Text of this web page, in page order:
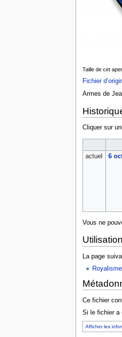
Taille de cet
Fichier
Armes de
Cliquer sur
actuel
6
Vous ne
La page
Ce fichier
Si le fichier a
Afficher les